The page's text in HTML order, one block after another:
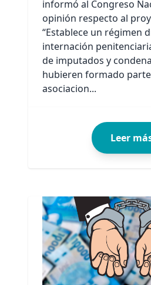
informó al Congreso
opinión respecto al
“Establece un régimen
internación
de imputados y
hubieren formado
asociacion...
Leer